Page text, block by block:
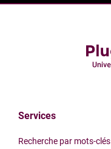
Services
Recherche par mots-clés